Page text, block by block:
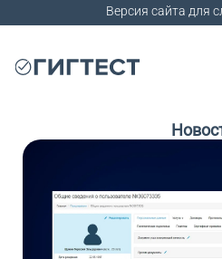
Версия сайта для